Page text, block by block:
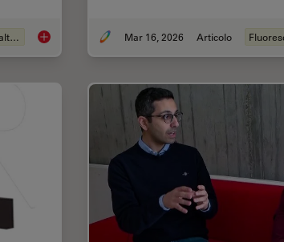
Sistema di congelamento ad alta pressione High-Pressure Freezing Protocols for Ultrastructural
Mar 16, 2026 Articolo